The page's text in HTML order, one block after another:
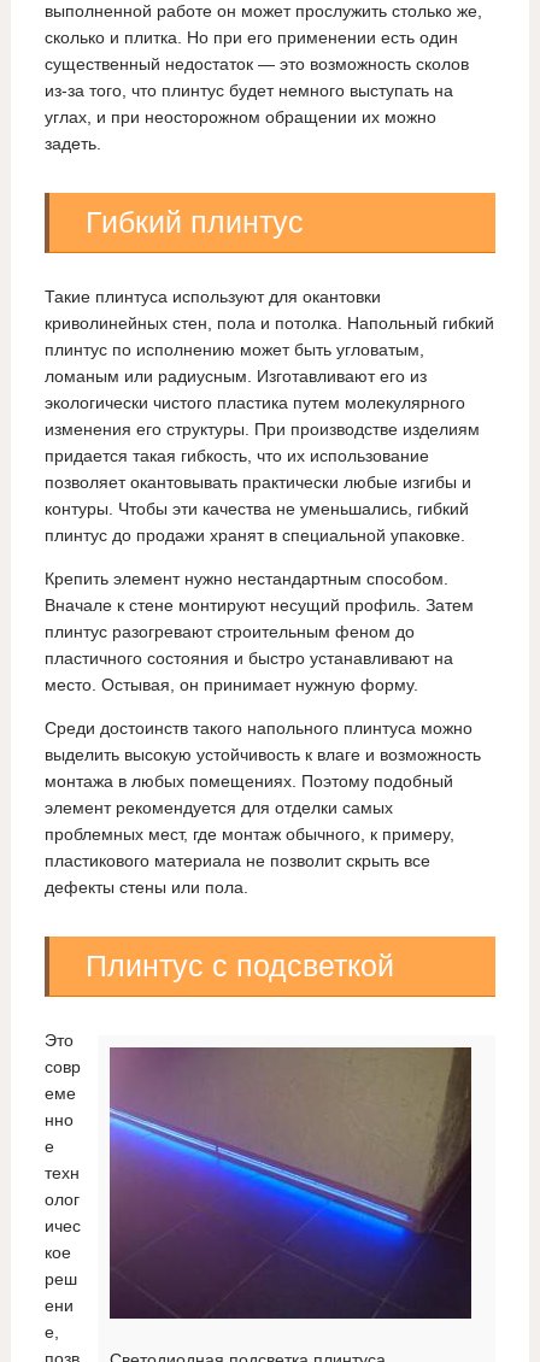
выполненной работе он может прослужить столько же,
сколько и плитка. Но при его применении есть один
существенный недостаток — это возможность сколов
из-за того, что плинтус будет немного выступать на
углах, и при неосторожном обращении их можно
задеть.
Гибкий плинтус
Такие плинтуса используют для окантовки
криволинейных стен, пола и потолка. Напольный гибкий
плинтус по исполнению может быть угловатым,
ломаным или радиусным. Изготавливают его из
экологически чистого пластика путем молекулярного
изменения его структуры. При производстве изделиям
придается такая гибкость, что их использование
позволяет окантовывать практически любые изгибы и
контуры. Чтобы эти качества не уменьшались, гибкий
плинтус до продажи хранят в специальной упаковке.
Крепить элемент нужно нестандартным способом.
Вначале к стене монтируют несущий профиль. Затем
плинтус разогревают строительным феном до
пластичного состояния и быстро устанавливают на
место. Остывая, он принимает нужную форму.
Среди достоинств такого напольного плинтуса можно
выделить высокую устойчивость к влаге и возможность
монтажа в любых помещениях. Поэтому подобный
элемент рекомендуется для отделки самых
проблемных мест, где монтаж обычного, к примеру,
пластикового материала не позволит скрыть все
дефекты стены или пола.
Плинтус с подсветкой
Это
совр
еме
нно
е
техн
олог
ичес
кое
реш
ени
е,